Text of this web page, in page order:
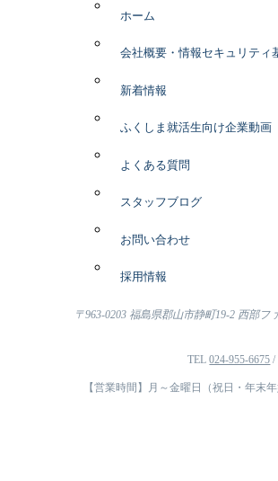
ホーム
会社概要・情報セキュリティ
新着情報
ふくしま就活生向け企業動画
よくある質問
スタッフブログ
お問い合わせ
採用情報
〒963-0203 福島県郡山市静町19-2 西部
TEL024-955-6675 /
【営業時間】月～金曜日（祝日・年末